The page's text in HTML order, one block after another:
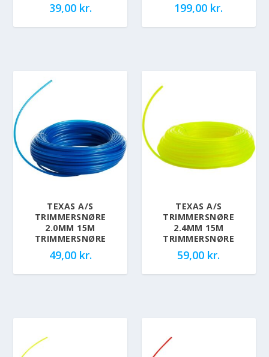
39,00 kr. 199,00 kr.
TEXAS A/S
TRIMMERSNØRE
2.0MM 15M
TRIMMERSNØRE
49,00 kr.
TEXAS A/S
TRIMMERSNØRE
2.4MM 15M
TRIMMERSNØRE
59,00 kr.